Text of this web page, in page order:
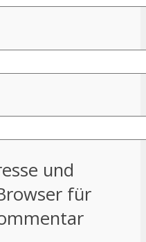
und
für